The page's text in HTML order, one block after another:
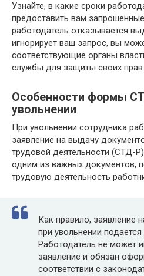
Узнайте, в какие сроки
предоставить вам
работодатель отказывается
игнорирует ваш запрос, вы
соответствующие органы
службы для защиты своих прав.
Особенности формы
увольнении
При увольнении сотрудника
заявление на выдачу
трудовой деятельности (СТД-
одним из важных документов,
трудовую деятельность
Как правило, заявление
при увольнении
Работодатель не может
заявление и обязан
соответствии с